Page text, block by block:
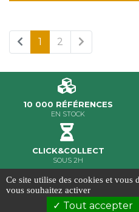
1 2
10 000 RÉFÉRENCES
EN STOCK
CLICK&COLLECT
SOUS 2H
MILER ©2020 -
Conditions Générales de
Ce site utilise des cookies et vous
vous souhaitez activer
Tout accepter